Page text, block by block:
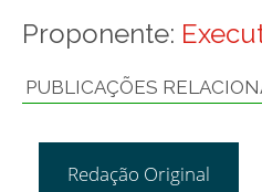
Proponente:
PUBLICAÇÕES
Redação Original